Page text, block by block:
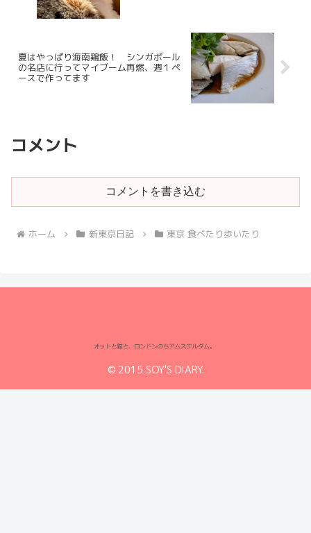
夏はやっぱり海南鶏飯！ シンガポール
の名店に行ってマイブーム再燃、週１ペ
ースで作ってます
コメント
コメントを書き込む
ホーム 新東京日記 東京 食べたり歩いたり
© 2015 SOY'S DIARY.